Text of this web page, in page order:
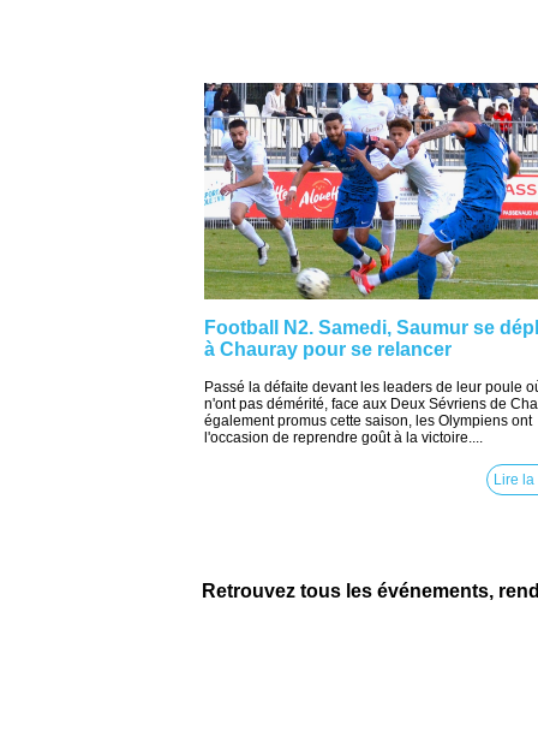
Football N2. Samedi, Saumur se
à Chauray pour se relancer
Passé la défaite devant les leaders de leur poule
n'ont pas démérité, face aux Deux Sévriens de
également promus cette saison, les Olympiens ont
l'occasion de reprendre goût à la victoire....
Lire la
Retrouvez tous les événements,